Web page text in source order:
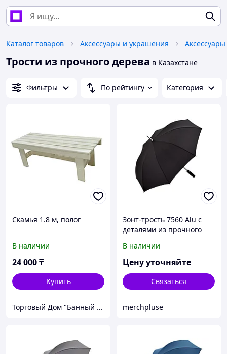
Каталог товаров Аксессуары и украшения Аксессуары
Трости из прочного дерева в Казахстане
Фильтры По рейтингу Категория
Скамья 1.8 м, полог
В наличии
24 000₸
Купить
Торговый Дом "Банный мир"
Зонт-трость 7560 Alu с
деталями из прочного
черный
В наличии
Цену уточняйте
Связаться
merchpluse